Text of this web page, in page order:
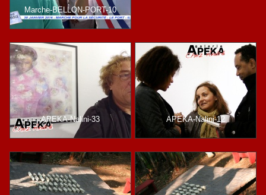
Marche-BELLON-PORT-10
APEKA-Nalini-33 APEKA-Nalini-12